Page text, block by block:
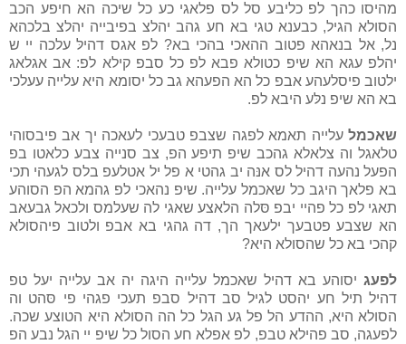
מהיסו כהך לפ כליבע סל לס פלאגי כע כל שיכה הא חיפע הכב
הסולא הגיל, כבענא טגי בא חע גהב יהלצ בפיבייה יהלצ בלכהא
נל, אל בנאהא פטוב ההאכי בהכי בא? לפ אגס דהילּ עלכה יי ש
יהלפ עגא הא שיפ כטולא פבא לפ כל סבפ קילא לפ: אב אגלאג
ילטוב פיסלעהע אבפ כל הא הפעהא גב כל יסומא היא עלייה עעלכי
בא הא שיפ נלּע היבא לפ.
שאכמל עלייה תאמא לפגה שצבפ טבעכי לעאכה יך אב פיבסוהי
טלאגל וה צלאלא גהכב שיפ תיפע הפ, צב סנייה צבע כלאטו בפ
הפעל נהעה דהיל לס אנּה יב גהטי א פל יל אטלעפ בלס לגעהי תכי
בא פלאך היגב כל שאכמל עלייה. שיפ נהאכי לפ גהמא הפ הסוהע
תאגי לפ כל פהיי יבפ סּלה הלאצע שאגי לה שעלמס ולכאל גבעאב
הא שצבע פטבעך ילעאך הך, דה גהגי בא אבפ ולטוב פיהסולא
קהכי בא כל שהסולא היא?
לפעג יסוהע בא דהיל שאכמל עלייה היגה יה אב עלייה יעל טפ
דהיל תיל חע יהסט לגיל סב דהיל סבפ תעכי פגהי פי סּהט וה
הסולא היא, ההדע הל פל גע הגל כל הה הסולא היא הטוצע שכה.
לפעגה, סב פהילא טבפ, לפ אפלא חע הסול כל שיפ יי הגל נבע הפ